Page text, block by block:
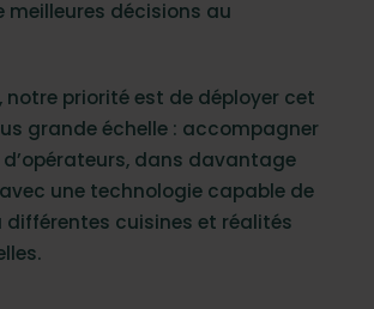
meilleures décisions au
notre priorité est de déployer cet
grande échelle : accompagner
dans davantage
une technologie capable de
différentes cuisines et réalités